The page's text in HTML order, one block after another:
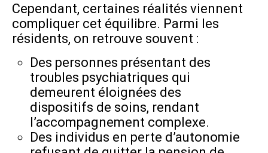
Cependant, certaines réalités viennent
compliquer cet équilibre. Parmi les
résidents, on retrouve souvent :
Des personnes présentant des
troubles psychiatriques qui
demeurent éloignées des
dispositifs de soins, rendant
l’accompagnement complexe.
Des individus en perte d’autonomie